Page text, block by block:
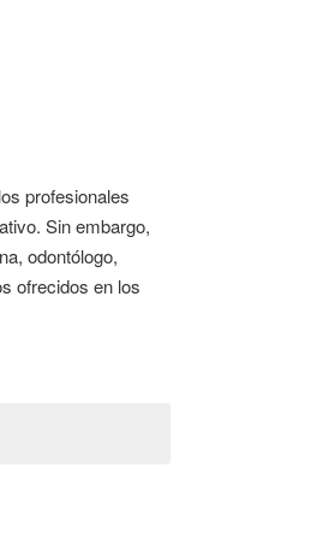
profesionales
Sin embargo,
odontólogo,
ofrecidos en los